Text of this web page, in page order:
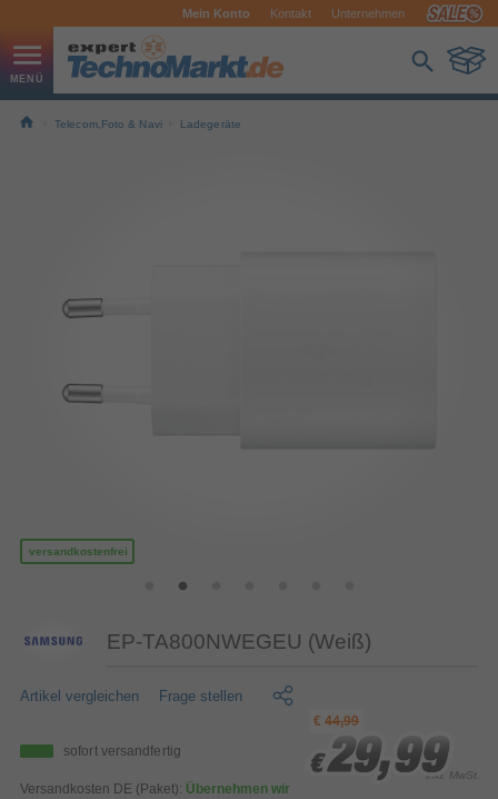
Mein Konto Kontakt Unternehmen
Telecom,Foto & Navi Ladegeräte
versandkostenfrei
EP-TA800NWEGEU (Weiß)
Artikel vergleichen Frage stellen
sofort versandfertig
Versandkosten DE (Paket): Übernehmen wir
€44,99
€29,99
€29,99
€29,99inkl. MwSt.